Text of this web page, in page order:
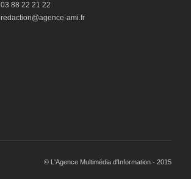
03 88 22 21 22
redaction@agence-ami.fr
© L'Agence Multimédia d'Information - 2015